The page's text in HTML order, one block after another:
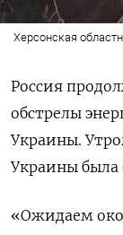
Херсонская
Россия
обстрелы
Украины.
Украины была
«Ожидаем